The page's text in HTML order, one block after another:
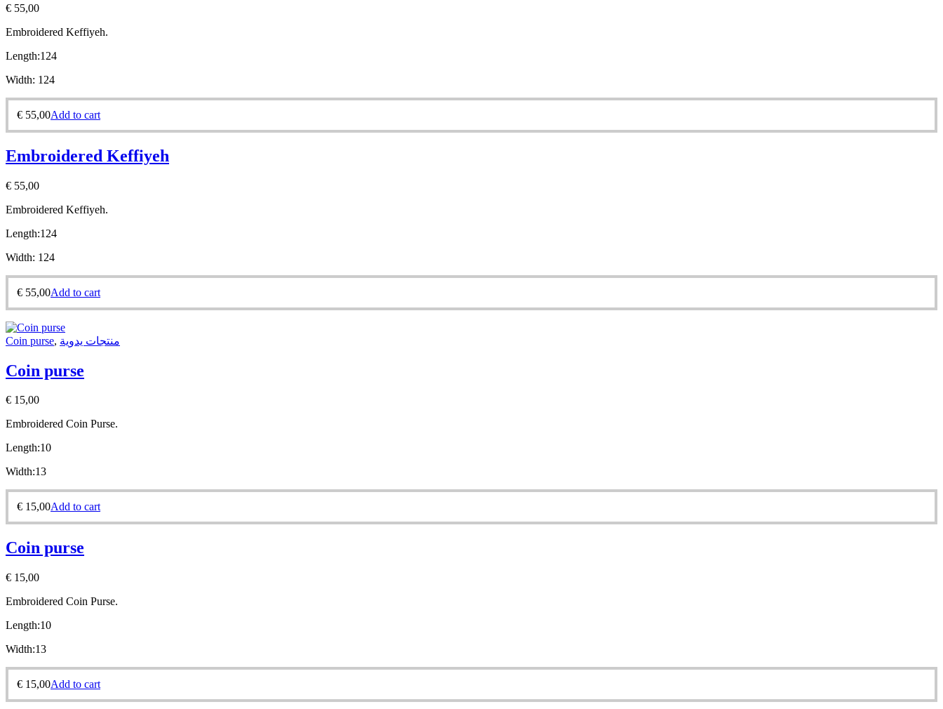
€ 55,00
Embroidered Keffiyeh.
Length:124
Width: 124
€ 55,00Add to cart
Embroidered Keffiyeh
€ 55,00
Embroidered Keffiyeh.
Length:124
Width: 124
€ 55,00Add to cart
Coin purse, منتجات يدوية
Coin purse
€ 15,00
Embroidered Coin Purse.
Length:10
Width:13
€ 15,00Add to cart
Coin purse
€ 15,00
Embroidered Coin Purse.
Length:10
Width:13
€ 15,00Add to cart